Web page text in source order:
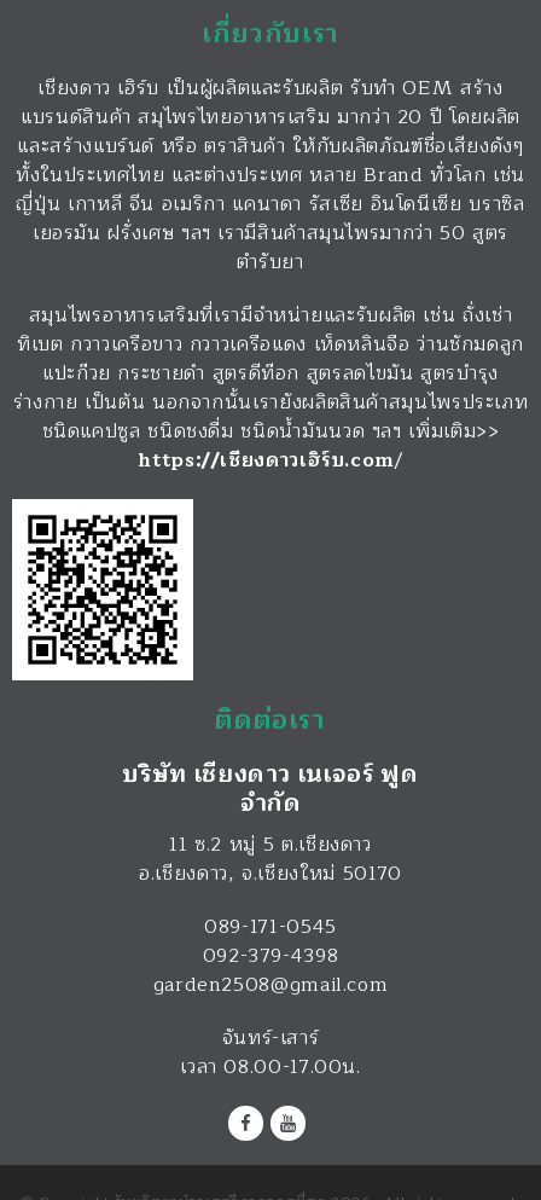
เกี่ยวกับเรา
เชียงดาว เฮิร์บ เป็นผู้ผลิตและรับผลิต รับทำ OEM สร้าง
แบรนด์สินค้า สมุไพรไทยอาหารเสริม มากว่า 20 ปี โดยผลิต
และสร้างแบร์นด์ หรือ ตราสินค้า ให้กับผลิตภัณฑ์ชื่อเสียงดังๆ
ทั้งในประเทศไทย และต่างประเทศ หลาย Brand ทั่วโลก เช่น
ญี่ปุ่น เกาหลี จีน อเมริกา แคนาดา รัสเซีย อินโดนีเซีย บราซิล
เยอรมัน ฝรั่งเศษ ฯลฯ เรามีสินค้าสมุนไพรมากว่า 50 สูตร
ตำรับยา
สมุนไพรอาหารเสริมที่เรามีจำหน่ายและรับผลิต เช่น ถั่งเช่า
ทิเบต กวาวเครือขาว กวาวเครือแดง เห็ดหลินจือ ว่านชักมดลูก
แปะก๊วย กระชายดำ สูตรดีท๊อก สูตรลดไขมัน สูตรบำรุง
ร่างกาย เป็นต้น นอกจากนั้นเรายังผลิตสินค้าสมุนไพรประเภท
ชนิดแคปซูล ชนิดชงดื่ม ชนิดน้ำมันนวด ฯลฯ เพิ่มเติม>>
https://เชียงดาวเฮิร์บ.com/
ติดต่อเรา
บริษัท เชียงดาว เนเจอร์ ฟูด
จำกัด
11 ซ.2 หมู่ 5 ต.เชียงดาว
อ.เชียงดาว, จ.เชียงใหม่ 50170
089-171-0545
092-379-4398
garden2508@gmail.com
จันทร์-เสาร์
เวลา 08.00-17.00น.